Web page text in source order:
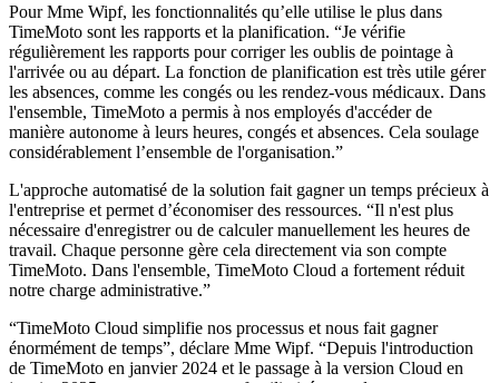
Pour Mme Wipf, les fonctionnalités qu’elle utilise le plus dans
TimeMoto sont les rapports et la planification. “Je vérifie
régulièrement les rapports pour corriger les oublis de pointage à
l'arrivée ou au départ. La fonction de planification est très utile gérer
les absences, comme les congés ou les rendez-vous médicaux. Dans
l'ensemble, TimeMoto a permis à nos employés d'accéder de
manière autonome à leurs heures, congés et absences. Cela soulage
considérablement l’ensemble de l'organisation.”
L'approche automatisé de la solution fait gagner un temps précieux à
l'entreprise et permet d’économiser des ressources. “Il n'est plus
nécessaire d'enregistrer ou de calculer manuellement les heures de
travail. Chaque personne gère cela directement via son compte
TimeMoto. Dans l'ensemble, TimeMoto Cloud a fortement réduit
notre charge administrative.”
“TimeMoto Cloud simplifie nos processus et nous fait gagner
énormément de temps”, déclare Mme Wipf. “Depuis l'introduction
de TimeMoto en janvier 2024 et le passage à la version Cloud en